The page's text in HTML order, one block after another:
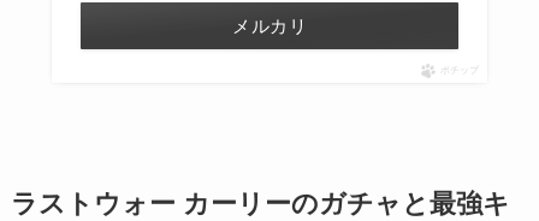
メルカリ
ポチップ
ラストウォー カーリーのガチャと最強キ